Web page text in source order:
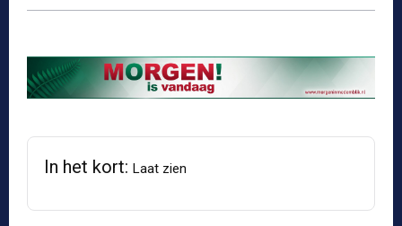
In het kort: Laat zien